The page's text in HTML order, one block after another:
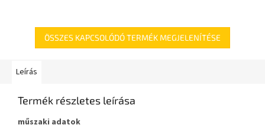
ÖSSZES KAPCSOLÓDÓ TERMÉK MEGJELENÍTÉSE
Leírás
Termék részletes leírása
műszaki adatok